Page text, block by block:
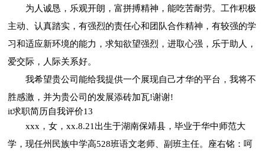
为人诚恳，乐观开朗，富拼搏精神，能吃苦耐劳。工作积极
主动、认真踏实，有强烈的责任心和团队合作精神，有较强的学
习和适应新环境的能力，求知欲望强烈，进取心强，乐于助人，
爱交际，人际关系好。
我希望贵公司能给我提供一个展现自己才华的平台，我将不
胜感激，并为贵公司的发展添砖加瓦!谢谢!
it求职简历自我评价13
xxx，女，xx.8.21出生于湖南保靖县，毕业于华中师范大
学，现任州民族中学高528班语文老师、副班主任。座右铭：呵